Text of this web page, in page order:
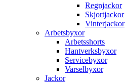
Regnjackor
Skjortjackor
Vinterjackor
Arbetsbyxor
Arbetsshorts
Hantverksbyxor
Servicebyxor
Varselbyxor
Jackor